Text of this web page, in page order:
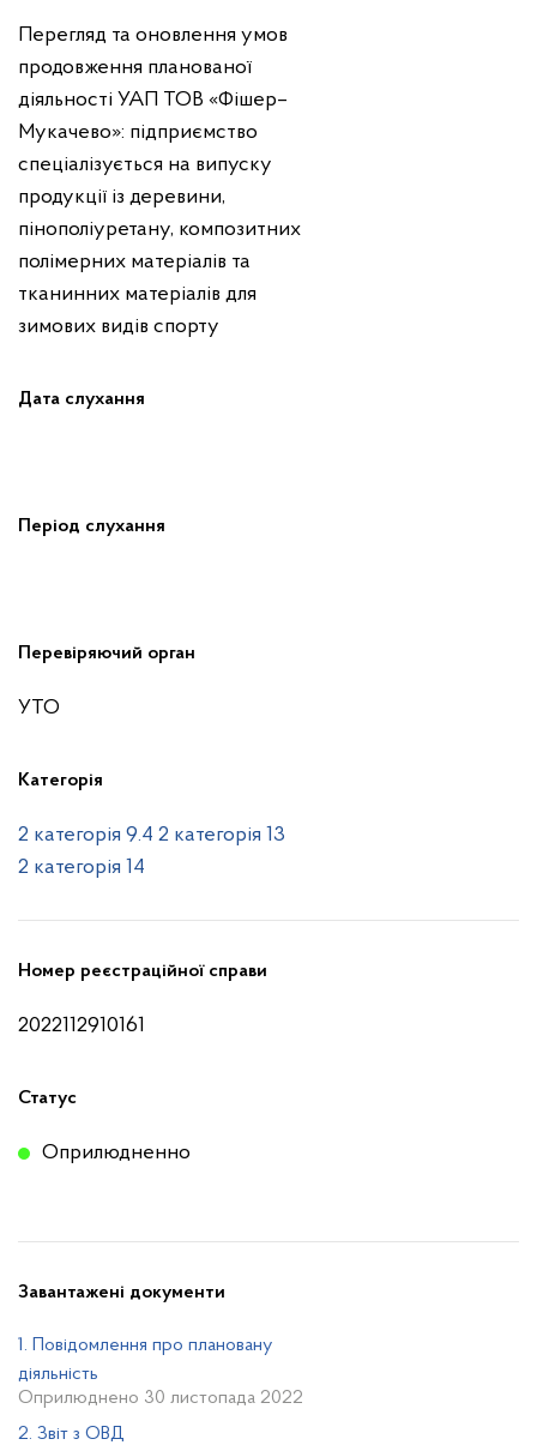
Перегляд та оновлення умов
продовження планованої
діяльності УАП ТОВ «Фішер–
Мукачево»: підприємство
спеціалізується на випуску
продукції із деревини,
пінополіуретану, композитних
полімерних матеріалів та
тканинних матеріалів для
зимових видів спорту
Дата слухання
Період слухання
Перевіряючий орган
УТО
Категорія
2 категорія 9.4 2 категорія 13
2 категорія 14
Номер реєстраційної справи
2022112910161
Статус
Оприлюдненно
Завантажені документи
1. Повідомлення про плановану
діяльність
Оприлюднено 30 листопада 2022
2. Звіт з ОВД